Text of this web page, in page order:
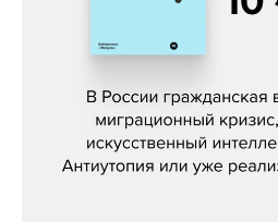
Константин